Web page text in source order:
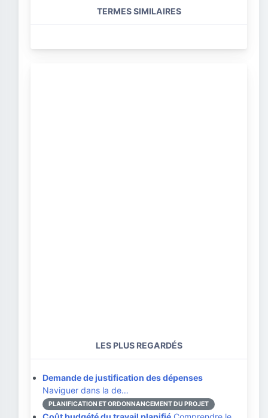
TERMES SIMILAIRES
LES PLUS REGARDÉS
Demande de justification des dépenses
Naviguer dans la de…
PLANIFICATION ET ORDONNANCEMENT DU PROJET